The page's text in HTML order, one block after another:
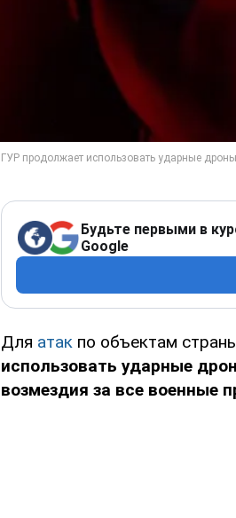
Будьте первыми в
Google
Для атак по объектам
использовать ударные
возмездия за все военные